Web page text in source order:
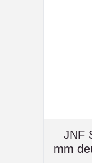
JNF
mm